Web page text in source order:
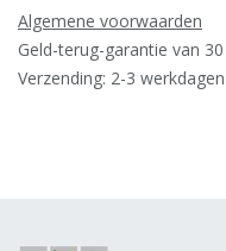
Algemene voorwaarden
Geld-terug-garantie van
Verzending: 2-3 werkdagen